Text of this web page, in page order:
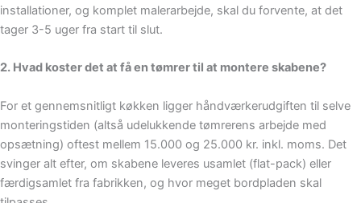
installationer, og komplet malerarbejde, skal du forvente, at det
tager 3-5 uger fra start til slut.
2. Hvad koster det at få en tømrer til at montere skabene?
For et gennemsnitligt køkken ligger håndværkerudgiften til selve
monteringstiden (altså udelukkende tømrerens arbejde med
opsætning) oftest mellem 15.000 og 25.000 kr. inkl. moms. Det
svinger alt efter, om skabene leveres usamlet (flat-pack) eller
færdigsamlet fra fabrikken, og hvor meget bordpladen skal